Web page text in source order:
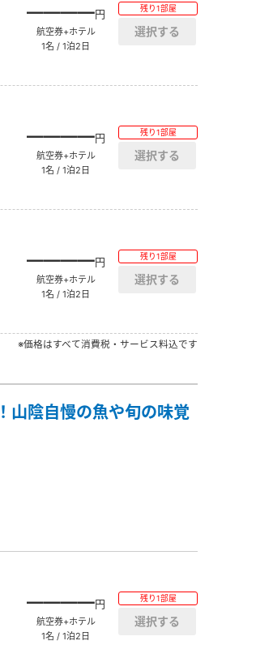
――――円
航空券+ホテル
1名 / 1泊2日
残り1部屋
――――円
航空券+ホテル
1名 / 1泊2日
残り1部屋
――――円
航空券+ホテル
1名 / 1泊2日
残り1部屋
※価格はすべて消費税・サービス料込です
山陰自慢の魚や旬の味覚
――――円
航空券+ホテル
1名 / 1泊2日
残り1部屋